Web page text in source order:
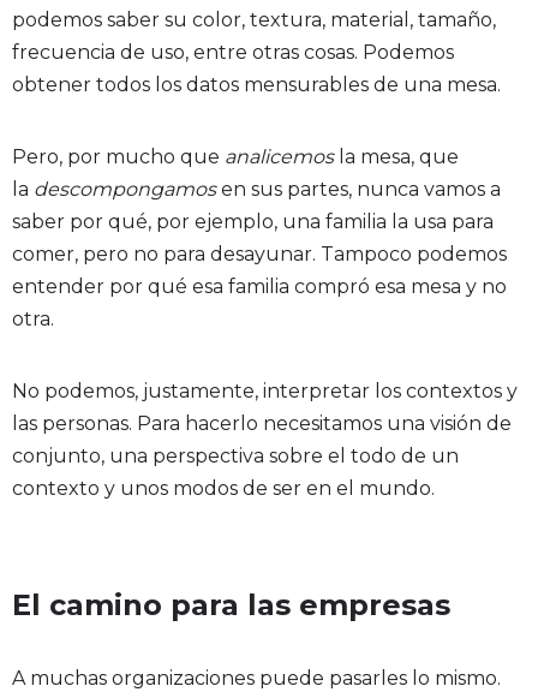
podemos saber su color, textura, material, tamaño,
frecuencia de uso, entre otras cosas. Podemos
obtener todos los datos mensurables de una mesa.
Pero, por mucho que analicemos la mesa, que
la descompongamosen sus partes, nunca vamos a
saber por qué, por ejemplo, una familia la usa para
comer, pero no para desayunar. Tampoco podemos
entender por qué esa familia compró esa mesa y no
otra.
No podemos, justamente, interpretar los contextos y
las personas. Para hacerlo necesitamos una visión de
conjunto, una perspectiva sobre el todo de un
contexto y unos modos de ser en el mundo.
El camino para las empresas
A muchas organizaciones puede pasarles lo mismo.